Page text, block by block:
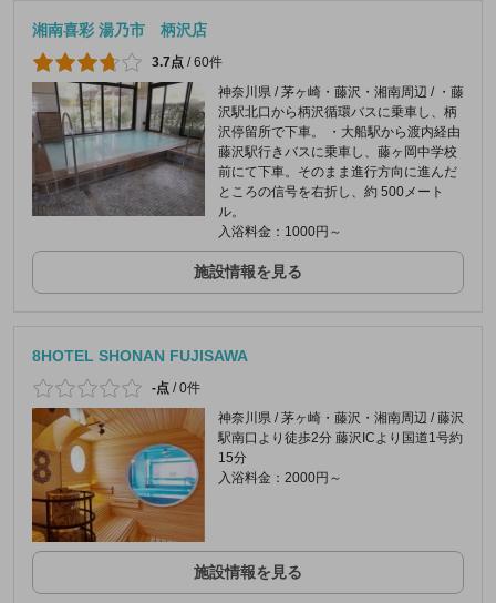
湘南喜彩 湯乃市 柄沢店
3.7点 /60件
神奈川県 / 茅ヶ崎・藤沢・湘南周辺 / ・藤
沢駅北口から柄沢循環バスに乗車し、柄
沢停留所で下車。 ・大船駅から渡内経由
藤沢駅行きバスに乗車し、藤ヶ岡中学校
前にて下車。そのまま進行方向に進んだ
ところの信号を右折し、約 500メート
ル。
入浴料金：1000円～
施設情報を見る
8HOTEL SHONAN FUJISAWA
-点 /0件
神奈川県 / 茅ヶ崎・藤沢・湘南周辺 / 藤沢
駅南口より徒歩2分 藤沢ICより国道1号約
15分
入浴料金：2000円～
施設情報を見る